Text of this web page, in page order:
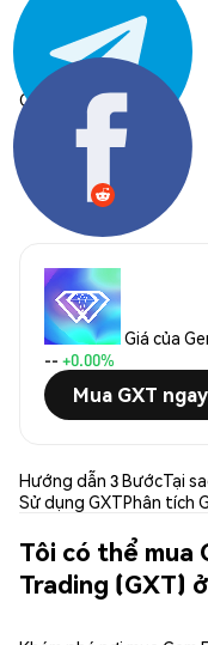
Chia sẻ:
Giá của
-- +0.00%
Mua GXT
Hướng dẫn 3 BướcTại
Sử dụng GXTPhân tích
Tôi có thể mua
Trading (GXT)